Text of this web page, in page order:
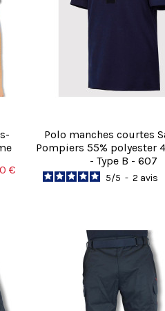
€
Polo manches courtes
Pompiers 55% polyester
- Type B - 607
5/5 - 2 avis